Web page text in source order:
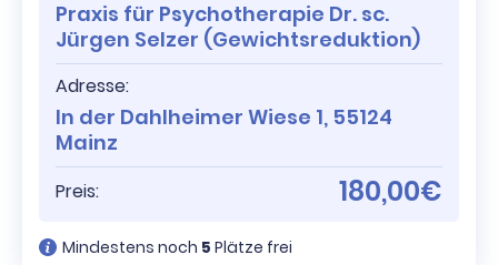
Praxis für Psychotherapie Dr. sc.
Jürgen Selzer (Gewichtsreduktion)
Adresse:
In der Dahlheimer Wiese 1, 55124
Mainz
Preis: 180,00€
Mindestens noch 5 Plätze frei